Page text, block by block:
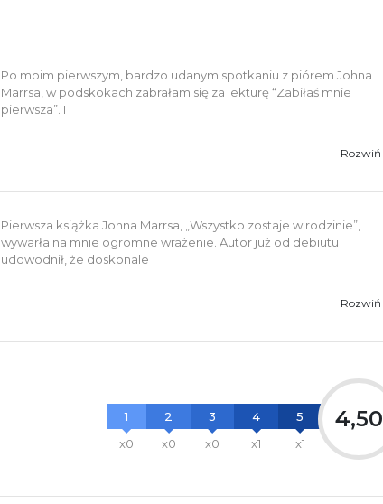
Po moim pierwszym, bardzo udanym spotkaniu z piórem Johna
Marrsa, w podskokach zabrałam się za lekturę “Zabiłaś mnie
pierwsza”. I
Rozwiń
Pierwsza książka Johna Marrsa, „Wszystko zostaje w rodzinie”,
wywarła na mnie ogromne wrażenie. Autor już od debiutu
udowodnił, że doskonale
Rozwiń
1
x0
2
x0
3
x0
4
x1
5
x1
4,50